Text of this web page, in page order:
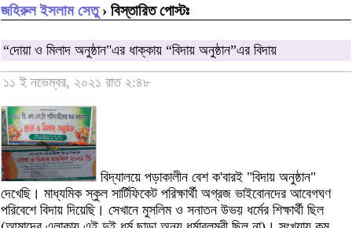
জহিরুল ইসলাম সেতু› বিস্তারিত পোস্টঃ
“দোয়া ও মিলাদ অনুষ্ঠান"এর ধাক্কায় “বিদায় অনুষ্ঠান”এর বিদায়
১১ ই নভেম্বর, ২০২১ রাত ২:৪৮
বিদ্যালয়ে পড়াকালীন বেশ ক'বারই "বিদায় অনুষ্ঠান"
দেখেছি। মাধ্যমিক স্কুল সার্টিফিকেট পরিক্ষার্থী অগ্রজ ভাইবোনদের আবেগঘণ
পরিবেশে বিদায় দিয়েছি। সেখানে মুসলিম ও সনাতন উভয় ধর্মের শিক্ষার্থী ছিল